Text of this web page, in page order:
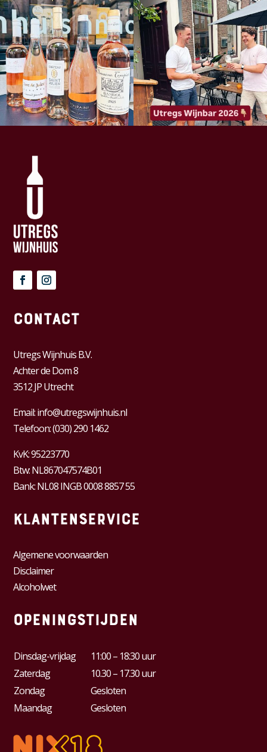
Contact
Utregs Wijnhuis B.V.
Achter de Dom 8
3512 JP Utrecht
Email:info@utregswijnhuis.nl
Telefoon:(030) 290 1462
KvK:95223770
Btw:NL867047574B01
Bank: NL08 INGB 0008 8857 55
Klantenservice
Algemene voorwaarden
Disclaimer
Alcoholwet
Openingstijden
Dinsdag-vrijdag
11:00 – 18:30 uur
Zaterdag
10.30 – 17.30 uur
Zondag
Gesloten
Maandag
Gesloten